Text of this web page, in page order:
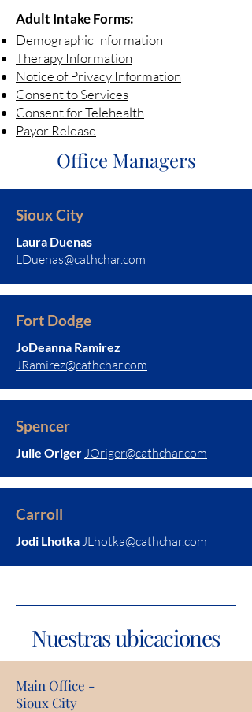
Adult Intake Forms:
Demographic Information
Therapy Information
Notice of Privacy Information
Consent to Services
Consent for Telehealth
Payor Release
Office Managers
Sioux City
Laura Duenas
LDuenas@cathchar.com
Fort Dodge
JoDeanna Ramirez
JRamirez@cathchar.com
Spencer
Julie OrigerJOriger@cathchar.com
Carroll
Jodi LhotkaJLhotka@cathchar.com
Nuestras ubicaciones
Main Office -
Sioux City